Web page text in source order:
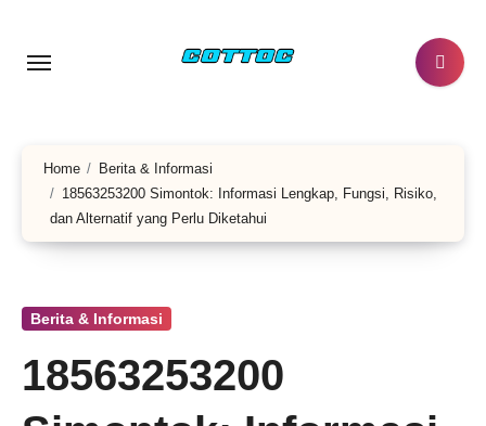
content
Home
Berita & Informasi
18563253200 Simontok: Informasi Lengkap, Fungsi, Risiko,
dan Alternatif yang Perlu Diketahui
Berita & Informasi
18563253200